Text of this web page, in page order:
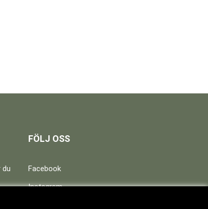
du
FÖLJ OSS
Facebook
Instagram